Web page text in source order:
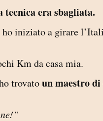
era sbagliata.
iniziato a girare
Km da casa mia.
trovatoun maestro